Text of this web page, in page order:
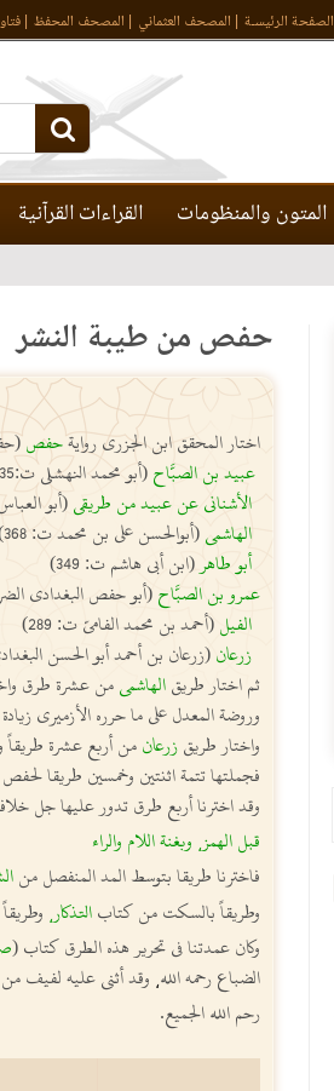
الصفحة الرئيسـة المصحف العثماني المصحف المحفظ
المتون والمنظومات القراءات القرآنية
حفص من طيبة النشر
اختار المحقق ابن الجزري روايةحفص
عبيد بن الصبَّاح(أبو محمد النهشلي ت:235) من طريقي:
الأشناني عن عبيد من طريقي(أبو
الهاشمي(أبوالحسن علي بن محمد ت: 368)
أبو طاهر (ابن أبي هاشم ت: 349)
عمرو بن الصبَّاح(أبو حفص البغدادي الضرير ت:
الفيل(أحمد بن محمد الفاميّ ت: 289)
زرعان(زرعان بن أحمد أبو الحسن
ثم اختار طريقالهاشميمن عشرة طرق
وروضة المعدل على ما حرره الأزميري
واختار طريقزرعانمن أربع عشرة طريقاً
فجملتها تتمة اثنتين وخمسين طريقا
وقد اخترنا أربع طرق تدور عليها جل
قبل الهمز، وبغنة اللام والراء
فاخترنا طريقا بتوسط المد المنفصل من
وطريقاً بالسكت من كتابالتذكار ،
وكان عمدتنا في تحرير هذه الطرق كتاب (
الضباع رحمه الله، وقد أثنى عليه لفيف
رحم الله الجميع.